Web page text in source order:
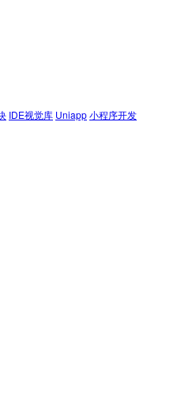
IDE视觉库 Uniapp小程序开发